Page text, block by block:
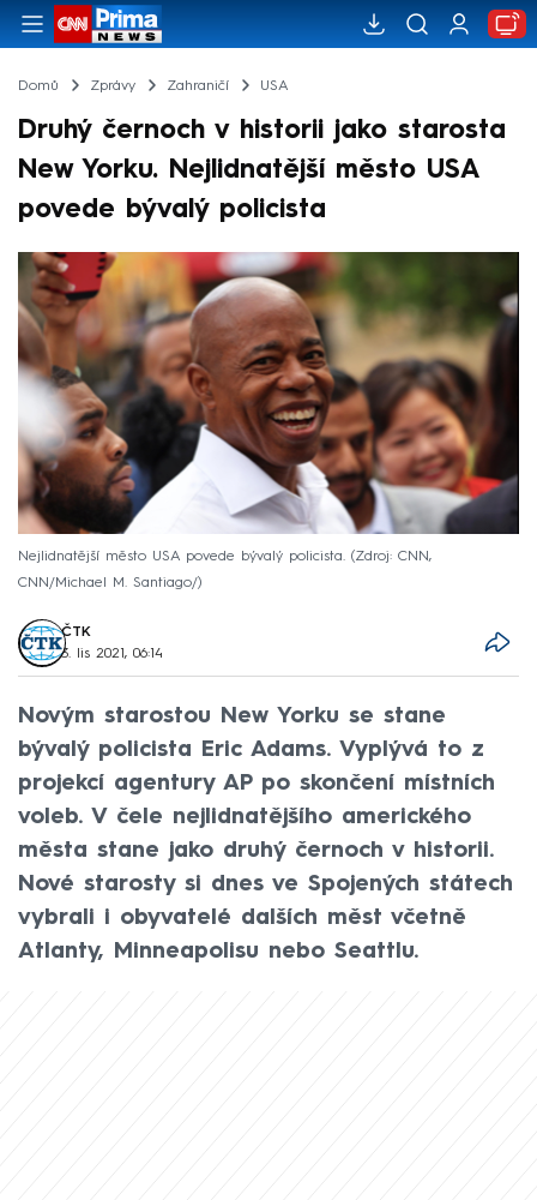
Domů Zprávy Zahraničí USA
Druhý černoch v historii jako starosta
New Yorku. Nejlidnatější město USA
povede bývalý policista
Nejlidnatější město USA povede bývalý policista.
Zdroj: CNN,
CNN/Michael M. Santiago/
ČTK
3. lis 2021, 06:14
Novým starostou New Yorku se stane
bývalý policista Eric Adams. Vyplývá to z
projekcí agentury AP po skončení místních
voleb. V čele nejlidnatějšího amerického
města stane jako druhý černoch v historii.
Nové starosty si dnes ve Spojených státech
vybrali i obyvatelé dalších měst včetně
Atlanty, Minneapolisu nebo Seattlu.